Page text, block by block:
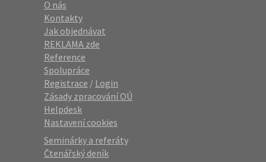
O nás
Kontakty
Jak objednávat
REKLAMA zde
Reference
Spolupráce
Registrace / Login
Zásady zpracování OÚ
Helpdesk
Nastavení cookies
Seminárky a referáty
Čtenářský deník